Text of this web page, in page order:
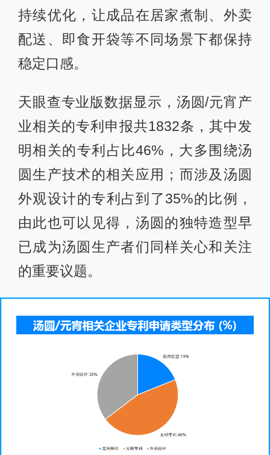
持续优化，让成品在居家煮制、外卖
配送、即食开袋等不同场景下都保持
稳定口感。
天眼查专业版数据显示，汤圆/元宵产
业相关的专利申报共1832条，其中发
明相关的专利占比46%，大多围绕汤
圆生产技术的相关应用；而涉及汤圆
外观设计的专利占到了35%的比例，
由此也可以见得，汤圆的独特造型早
已成为汤圆生产者们同样关心和关注
的重要议题。